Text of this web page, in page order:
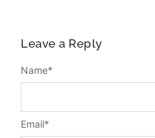
Leave a Reply
Name*
Email*